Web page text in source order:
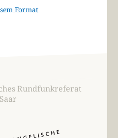
Format
Rundfunkreferat
Saar